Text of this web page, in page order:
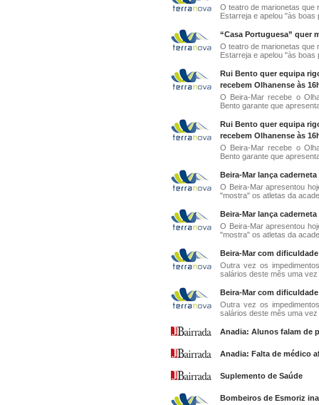
O teatro de marionetas que
Estarreja e apelou "às boas
“Casa Portuguesa” quer
O teatro de marionetas que
Estarreja e apelou "às boas
Rui Bento quer equipa
recebem Olhanense às
O Beira-Mar recebe o
Bento garante que
Rui Bento quer equipa
recebem Olhanense às
O Beira-Mar recebe o
Bento garante que
Beira-Mar lança
O Beira-Mar apresentou
"mostra" os atletas da
Beira-Mar lança
O Beira-Mar apresentou
"mostra" os atletas da
Beira-Mar com
Outra vez os
salários deste mês uma
Beira-Mar com
Outra vez os
salários deste mês uma
Anadia: Alunos falam de
Anadia: Falta de médico
Suplemento de Saúde
Bombeiros de Esmoriz